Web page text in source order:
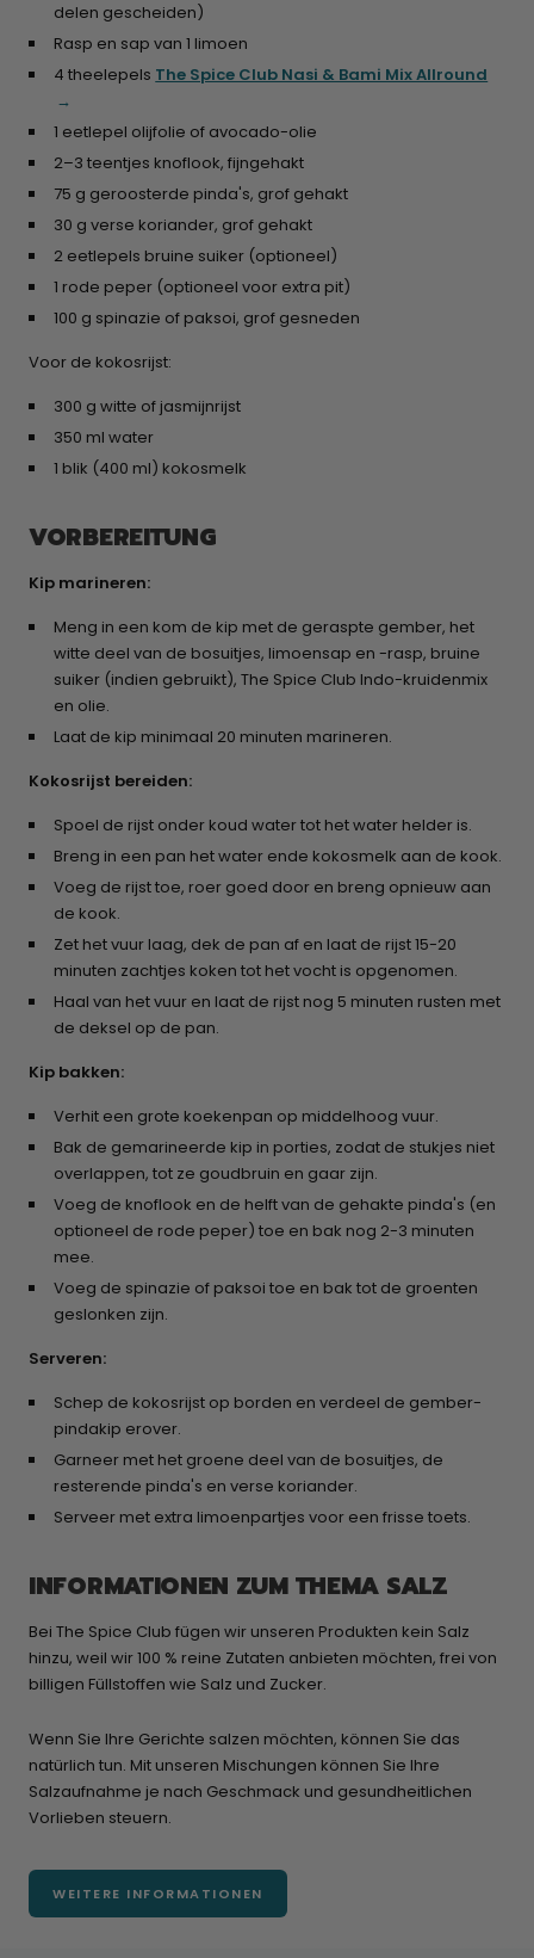
delen gescheiden)
Rasp en sap van 1 limoen
4 theelepels The Spice Club Nasi & Bami Mix Allround
1 eetlepel olijfolie of avocado-olie
2–3 teentjes knoflook, fijngehakt
75 g geroosterde pinda's, grof gehakt
30 g verse koriander, grof gehakt
2 eetlepels bruine suiker (optioneel)
1 rode peper (optioneel voor extra pit)
100 g spinazie of paksoi, grof gesneden
Voor de kokosrijst:
300 g witte of jasmijnrijst
350 ml water
1 blik (400 ml) kokosmelk
VORBEREITUNG
Kip marineren:
Meng in een kom de kip met de geraspte gember, het
witte deel van de bosuitjes, limoensap en -rasp, bruine
suiker (indien gebruikt), The Spice Club Indo-kruidenmix
en olie.
Laat de kip minimaal 20 minuten marineren.
Kokosrijst bereiden:
Spoel de rijst onder koud water tot het water helder is.
Breng in een pan het water ende kokosmelk aan de kook.
Voeg de rijst toe, roer goed door en breng opnieuw aan
de kook.
Zet het vuur laag, dek de pan af en laat de rijst 15-20
minuten zachtjes koken tot het vocht is opgenomen.
Haal van het vuur en laat de rijst nog 5 minuten rusten met
de deksel op de pan.
Kip bakken:
Verhit een grote koekenpan op middelhoog vuur.
Bak de gemarineerde kip in porties, zodat de stukjes niet
overlappen, tot ze goudbruin en gaar zijn.
Voeg de knoflook en de helft van de gehakte pinda's (en
optioneel de rode peper) toe en bak nog 2-3 minuten
mee.
Voeg de spinazie of paksoi toe en bak tot de groenten
geslonken zijn.
Serveren:
Schep de kokosrijst op borden en verdeel de gember-
pindakip erover.
Garneer met het groene deel van de bosuitjes, de
resterende pinda's en verse koriander.
Serveer met extra limoenpartjes voor een frisse toets.
INFORMATIONEN ZUM THEMA SALZ
Bei The Spice Club fügen wir unseren Produkten kein Salz
hinzu, weil wir 100 % reine Zutaten anbieten möchten, frei von
billigen Füllstoffen wie Salz und Zucker.
Wenn Sie Ihre Gerichte salzen möchten, können Sie das
natürlich tun. Mit unseren Mischungen können Sie Ihre
Salzaufnahme je nach Geschmack und gesundheitlichen
Vorlieben steuern.
WEITERE INFORMATIONEN